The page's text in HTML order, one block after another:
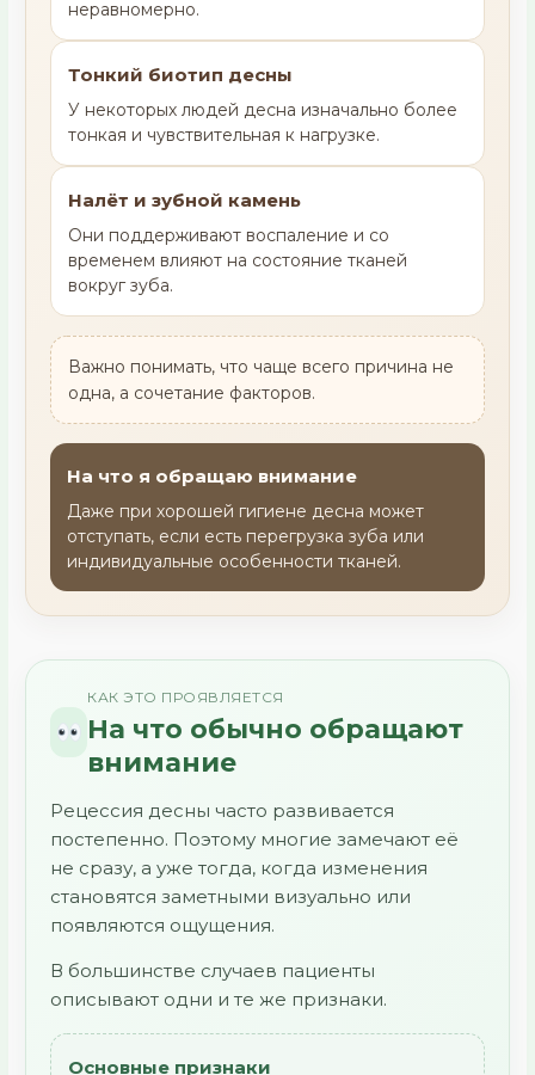
неравномерно.
Тонкий биотип десны
У некоторых людей десна изначально более
тонкая и чувствительная к нагрузке.
Налёт и зубной камень
Они поддерживают воспаление и со
временем влияют на состояние тканей
вокруг зуба.
Важно понимать, что чаще всего причина не
одна, а сочетание факторов.
На что я обращаю внимание
Даже при хорошей гигиене десна может
отступать, если есть перегрузка зуба или
индивидуальные особенности тканей.
КАК ЭТО ПРОЯВЛЯЕТСЯ
На что обычно обращают
внимание
Рецессия десны часто развивается
постепенно. Поэтому многие замечают её
не сразу, а уже тогда, когда изменения
становятся заметными визуально или
появляются ощущения.
В большинстве случаев пациенты
описывают одни и те же признаки.
Основные признаки